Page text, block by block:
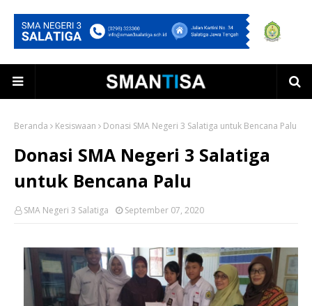
Beranda Kesiswaan Donasi SMA Negeri 3 Salatiga untuk Bencana Palu
Donasi SMA Negeri 3 Salatiga
untuk Bencana Palu
SMA Negeri 3 Salatiga September 07, 2020